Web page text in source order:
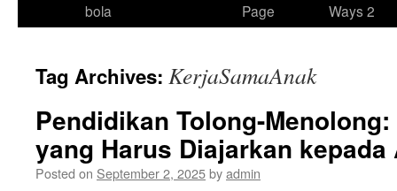
bola
Page
Ways 2
Tag Archives: KerjaSamaAnak
Pendidikan Tolong-
yang Harus Diajarkan kepada
Posted on September 2, 2025byadmin